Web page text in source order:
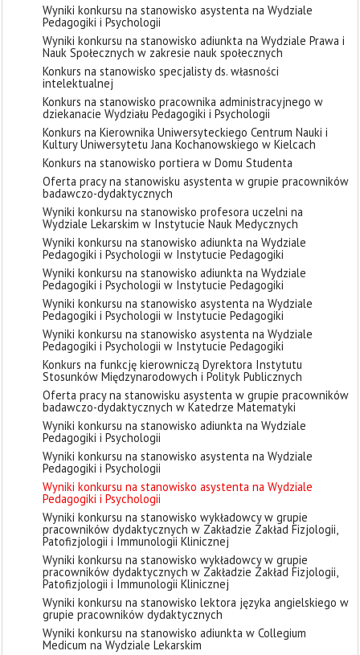
Wyniki konkursu na stanowisko asystenta na Wydziale
Pedagogiki i Psychologii
Wyniki konkursu na stanowisko adiunkta na Wydziale Prawa i
Nauk Społecznych w zakresie nauk społecznych
Konkurs na stanowisko specjalisty ds. własności
intelektualnej
Konkurs na stanowisko pracownika administracyjnego w
dziekanacie Wydziału Pedagogiki i Psychologii
Konkurs na Kierownika Uniwersyteckiego Centrum Nauki i
Kultury Uniwersytetu Jana Kochanowskiego w Kielcach
Konkurs na stanowisko portiera w Domu Studenta
Oferta pracy na stanowisku asystenta w grupie pracowników
badawczo-dydaktycznych
Wyniki konkursu na stanowisko profesora uczelni na
Wydziale Lekarskim w Instytucie Nauk Medycznych
Wyniki konkursu na stanowisko adiunkta na Wydziale
Pedagogiki i Psychologii w Instytucie Pedagogiki
Wyniki konkursu na stanowisko adiunkta na Wydziale
Pedagogiki i Psychologii w Instytucie Pedagogiki
Wyniki konkursu na stanowisko asystenta na Wydziale
Pedagogiki i Psychologii w Instytucie Pedagogiki
Wyniki konkursu na stanowisko asystenta na Wydziale
Pedagogiki i Psychologii w Instytucie Pedagogiki
Konkurs na funkcję kierowniczą Dyrektora Instytutu
Stosunków Międzynarodowych i Polityk Publicznych
Oferta pracy na stanowisku asystenta w grupie pracowników
badawczo-dydaktycznych w Katedrze Matematyki
Wyniki konkursu na stanowisko adiunkta na Wydziale
Pedagogiki i Psychologii
Wyniki konkursu na stanowisko asystenta na Wydziale
Pedagogiki i Psychologii
Wyniki konkursu na stanowisko asystenta na Wydziale
Pedagogiki i Psychologii
Wyniki konkursu na stanowisko wykładowcy w grupie
pracowników dydaktycznych w Zakładzie Zakład Fizjologii,
Patofizjologii i Immunologii Klinicznej
Wyniki konkursu na stanowisko wykładowcy w grupie
pracowników dydaktycznych w Zakładzie Zakład Fizjologii,
Patofizjologii i Immunologii Klinicznej
Wyniki konkursu na stanowisko lektora języka angielskiego w
grupie pracowników dydaktycznych
Wyniki konkursu na stanowisko adiunkta w Collegium
Medicum na Wydziale Lekarskim